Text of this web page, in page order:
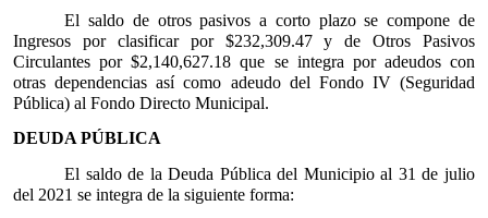
El saldo de otros pasivos a corto plazo se compone de
Ingresos por clasificar por $232,309.47 y de Otros Pasivos
Circulantes por $2,140,627.18 que se integra por adeudos con
otras dependencias así como adeudo del Fondo IV (Seguridad
Pública) al Fondo Directo Municipal.
DEUDA PÚBLICA
El saldo de la Deuda Pública del Municipio al 31 de julio
del 2021 se integra de la siguiente forma: